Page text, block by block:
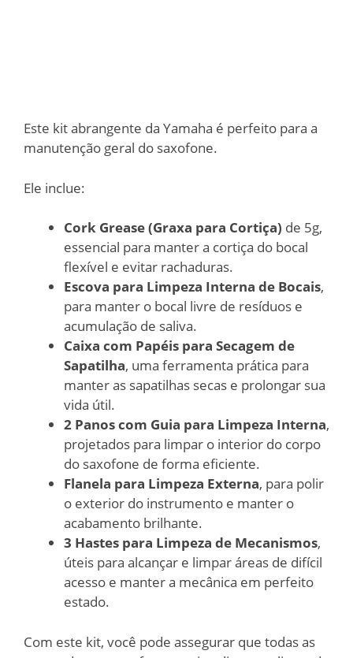
Este kit abrangente da Yamaha é perfeito para a
manutenção geral do saxofone.
Ele inclue:
Cork Grease (Graxa para Cortiça) de 5g,
essencial para manter a cortiça do bocal
flexível e evitar rachaduras.
Escova para Limpeza Interna de Bocais,
para manter o bocal livre de resíduos e
acumulação de saliva.
Caixa com Papéis para Secagem de
Sapatilha, uma ferramenta prática para
manter as sapatilhas secas e prolongar sua
vida útil.
2 Panos com Guia para Limpeza Interna,
projetados para limpar o interior do corpo
do saxofone de forma eficiente.
Flanela para Limpeza Externa, para polir
o exterior do instrumento e manter o
acabamento brilhante.
3 Hastes para Limpeza de Mecanismos,
úteis para alcançar e limpar áreas de difícil
acesso e manter a mecânica em perfeito
estado.
Com este kit, você pode assegurar que todas as